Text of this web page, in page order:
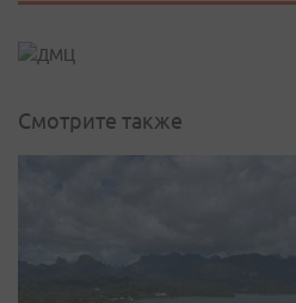
Смотрите также